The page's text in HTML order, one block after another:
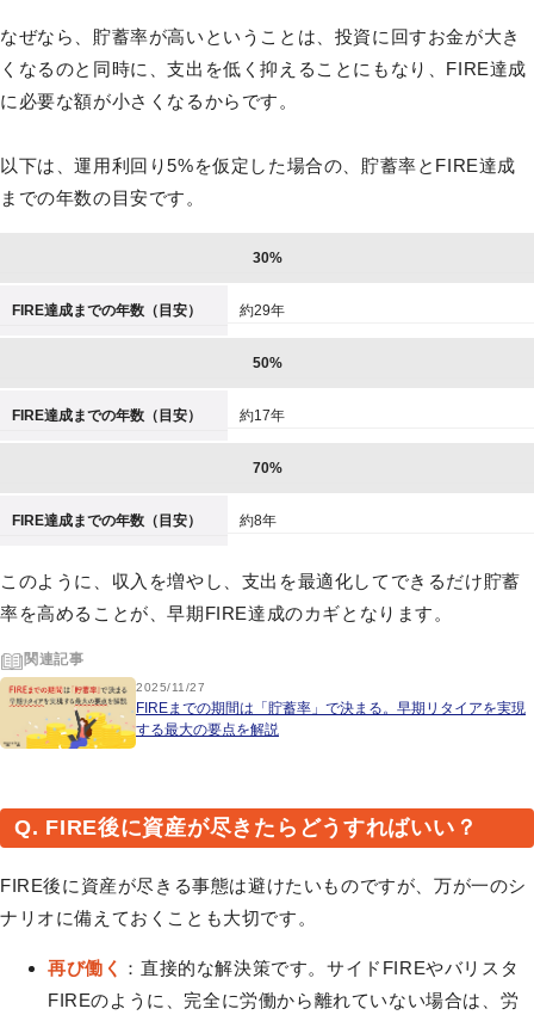
なぜなら、貯蓄率が高いということは、投資に回すお金が大き
くなるのと同時に、支出を低く抑えることにもなり、FIRE達成
に必要な額が小さくなるからです。
以下は、運用利回り5%を仮定した場合の、貯蓄率とFIRE達成
までの年数の目安です。
30%
FIRE達成までの年数（目安） 約29年
50%
FIRE達成までの年数（目安） 約17年
70%
FIRE達成までの年数（目安） 約8年
このように、収入を増やし、支出を最適化してできるだけ貯蓄
率を高めることが、早期FIRE達成のカギとなります。
関連記事
2025/11/27
FIREまでの期間は「貯蓄率」で決まる。早期リタイアを実現
する最大の要点を解説
Q. FIRE後に資産が尽きたらどうすればいい？
FIRE後に資産が尽きる事態は避けたいものですが、万が一のシ
ナリオに備えておくことも大切です。
再び働く ：直接的な解決策です。サイドFIREやバリスタ
FIREのように、完全に労働から離れていない場合は、労